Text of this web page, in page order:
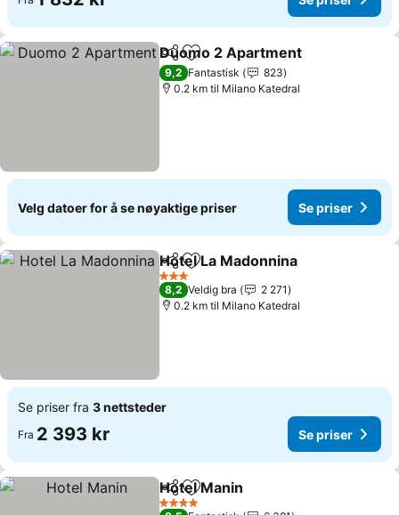
Del Legg til i favoritter
Duomo 2 Apartment
9,2 Fantastisk
823
0.2 km til Milano Katedral
Velg datoer for å se nøyaktige priser Se priser
Del Legg til i favoritter
Hotel La Madonnina
3 Stjerner
8,2 Veldig bra
2 271
0.2 km til Milano Katedral
Se priser fra 3 nettsteder
Fra 2 393 kr Se priser
Del Legg til i favoritter
Hotel Manin
4 Stjerner